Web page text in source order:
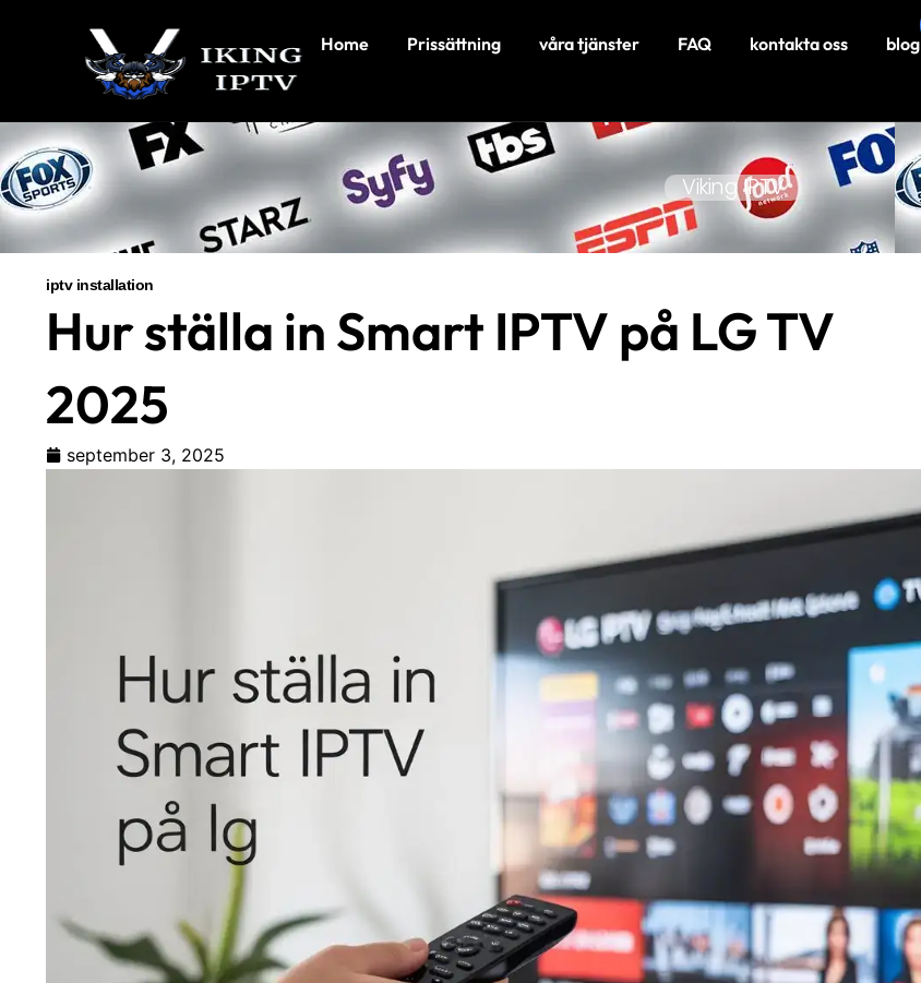
Home Prissättning våra tjänster FAQ kontakta oss blog
Viking IPTV
iptv installation
Hur ställa in Smart IPTV på LG TV
2025
september 3, 2025